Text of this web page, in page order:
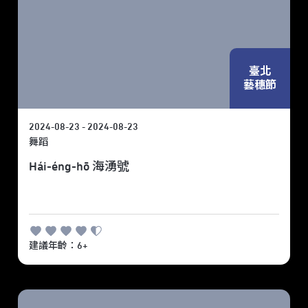
臺北
藝穗節
2024-08-23 - 2024-08-23
舞蹈
Hái-éng-hō 海湧號
建議年齡：6+